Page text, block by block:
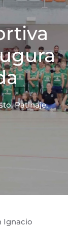
,Patinaje,
Ignacio